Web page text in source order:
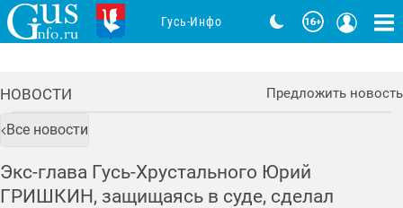
НОВОСТИ Предложить новость
Все новости
Экс-глава Гусь-Хрустального Юрий
ГРИШКИН, защищаясь в суде, сделал
Гусь-Инфо